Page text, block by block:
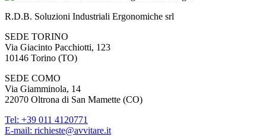
R.D.B. Soluzioni Industriali Ergonomiche srl
SEDE TORINO
Via Giacinto Pacchiotti, 123
10146 Torino (TO)
SEDE COMO
Via Giamminola, 14
22070 Oltrona di San Mamette (CO)
Tel: +39 011 4120771
E-mail: richieste@avvitare.it